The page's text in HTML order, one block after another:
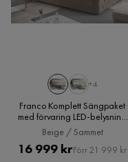
+4
Franco Komplett Sängpaket
med förvaring LED-belysning
180x200 cm, Beige / Sammet
Beige / Sammet
Pris
16 999 krOriginal
Förr 21 999 kr